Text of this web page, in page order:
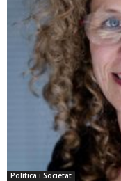
Política i Societat